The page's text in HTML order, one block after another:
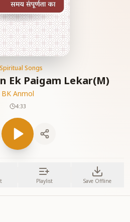
Spiritual Songs
Ek Paigam Lekar(M)
BK Anmol
4:33
Playlist Save Offline